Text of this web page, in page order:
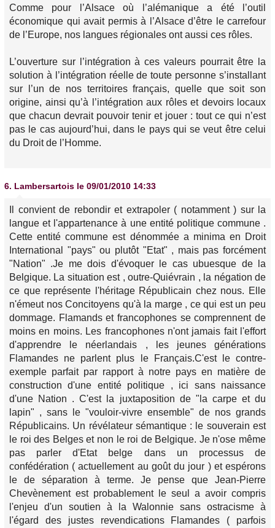
Comme pour l’Alsace où l’alémanique a été l’outil
économique qui avait permis à l’Alsace d’être le carrefour
de l’Europe, nos langues régionales ont aussi ces rôles.
L’ouverture sur l’intégration à ces valeurs pourrait être la
solution à l’intégration réelle de toute personne s’installant
sur l’un de nos territoires français, quelle que soit son
origine, ainsi qu’à l’intégration aux rôles et devoirs locaux
que chacun devrait pouvoir tenir et jouer : tout ce qui n’est
pas le cas aujourd’hui, dans le pays qui se veut être celui
du Droit de l’Homme.
6. Lambersartois le 09/01/2010 14:33
Il convient de rebondir et extrapoler ( notamment ) sur la
langue et l'appartenance à une entité politique commune .
Cette entité commune est dénommée a minima en Droit
International "pays" ou plutôt "Etat" , mais pas forcément
"Nation" .Je me dois d'évoquer le cas ubuesque de la
Belgique. La situation est , outre-Quiévrain , la négation de
ce que représente l'héritage Républicain chez nous. Elle
n'émeut nos Concitoyens qu'à la marge , ce qui est un peu
dommage. Flamands et francophones se comprennent de
moins en moins. Les francophones n'ont jamais fait l'effort
d'apprendre le néerlandais , les jeunes générations
Flamandes ne parlent plus le Français.C'est le contre-
exemple parfait par rapport à notre pays en matière de
construction d'une entité politique , ici sans naissance
d'une Nation . C'est la juxtaposition de "la carpe et du
lapin" , sans le "vouloir-vivre ensemble" de nos grands
Républicains. Un révélateur sémantique : le souverain est
le roi des Belges et non le roi de Belgique. Je n'ose même
pas parler d'Etat belge dans un processus de
confédération ( actuellement au goût du jour ) et espérons
le de séparation à terme. Je pense que Jean-Pierre
Chevènement est probablement le seul a avoir compris
l'enjeu d'un soutien à la Walonnie sans ostracisme à
l'égard des justes revendications Flamandes ( parfois